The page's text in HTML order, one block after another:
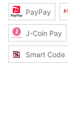
PayPay
J-Coin Pay
Smart Code